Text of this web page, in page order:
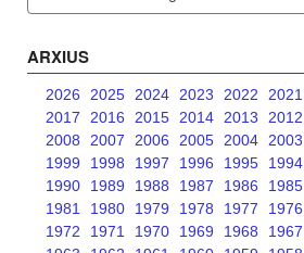
ARXIUS
2026 2025 2024 2023 2022 2021
2017
2016 2015 2014 2013 2012
2008
2007 2006 2005 2004 2003
1999
1998 1997 1996 1995 1994
1990
1989 1988 1987 1986 1985
1981
1980 1979 1978 1977 1976
1972
1971 1970 1969 1968 1967